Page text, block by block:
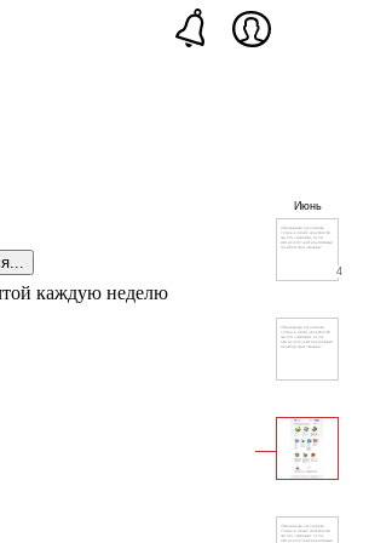
Июнь
4
каждую неделю